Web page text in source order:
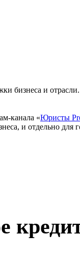
бизнеса и
канала «Юристы
и отдельно для